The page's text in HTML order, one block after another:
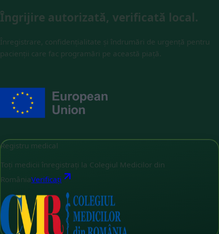
Îngrijire autorizată, verificată local.
Înregistrare, confidențialitate și îndrumări de urgență pentru
pacienții care fac programări pe această piață.
Registru medical
Toți medicii înregistrați la Colegiul Medicilor din
RomâniaVerificați